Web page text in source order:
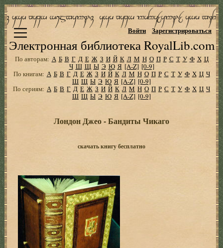
Электронная библиотека RoyalLib.com
Войти Зарегистрироваться
По авторам: А Б В Г Д Е Ж З И Й К Л М Н О П Р С Т У Ф Х Ц
Ч Ш Щ Ы Э Ю Я [A-Z] [0-9]
По книгам: А Б В Г Д Е Ж З И Й К Л М Н О П Р С Т У Ф Х Ц Ч
Ш Щ Ы Э Ю Я [A-Z] [0-9]
По сериям: А Б В Г Д Е Ж З И Й К Л М Н О П Р С Т У Ф Х Ц Ч
Ш Щ Ы Э Ю Я [A-Z] [0-9]
Лондон Джео - Бандиты Чикаго
скачать книгу бесплатно